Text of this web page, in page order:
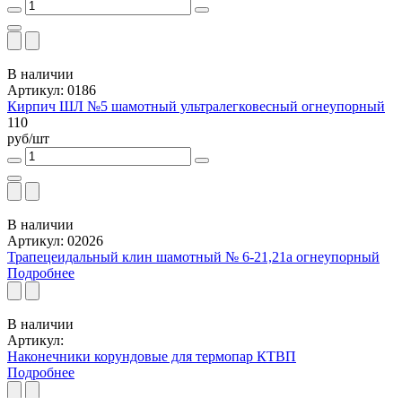
В наличии
Артикул: 0186
Кирпич ШЛ №5 шамотный ультралегковесный огнеупорный
110
руб/шт
В наличии
Артикул: 02026
Трапецеидальный клин шамотный № 6-21,21а огнеупорный
Подробнее
В наличии
Артикул:
Наконечники корундовые для термопар КТВП
Подробнее